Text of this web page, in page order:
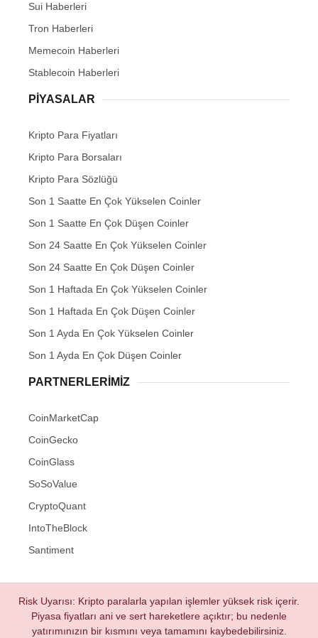
Sui Haberleri
Tron Haberleri
Memecoin Haberleri
Stablecoin Haberleri
PIYASALAR
Kripto Para Fiyatları
Kripto Para Borsaları
Kripto Para Sözlüğü
Son 1 Saatte En Çok Yükselen Coinler
Son 1 Saatte En Çok Düşen Coinler
Son 24 Saatte En Çok Yükselen Coinler
Son 24 Saatte En Çok Düşen Coinler
Son 1 Haftada En Çok Yükselen Coinler
Son 1 Haftada En Çok Düşen Coinler
Son 1 Ayda En Çok Yükselen Coinler
Son 1 Ayda En Çok Düşen Coinler
PARTNERLERIMIZ
CoinMarketCap
CoinGecko
CoinGlass
SoSoValue
CryptoQuant
IntoTheBlock
Santiment
Risk Uyarısı: Kripto paralarla yapılan işlemler yüksek risk içerir.
Piyasa fiyatları ani ve sert hareketlere açıktır; bu nedenle
yatırımınızın bir kısmını veya tamamını kaybedebilirsiniz.